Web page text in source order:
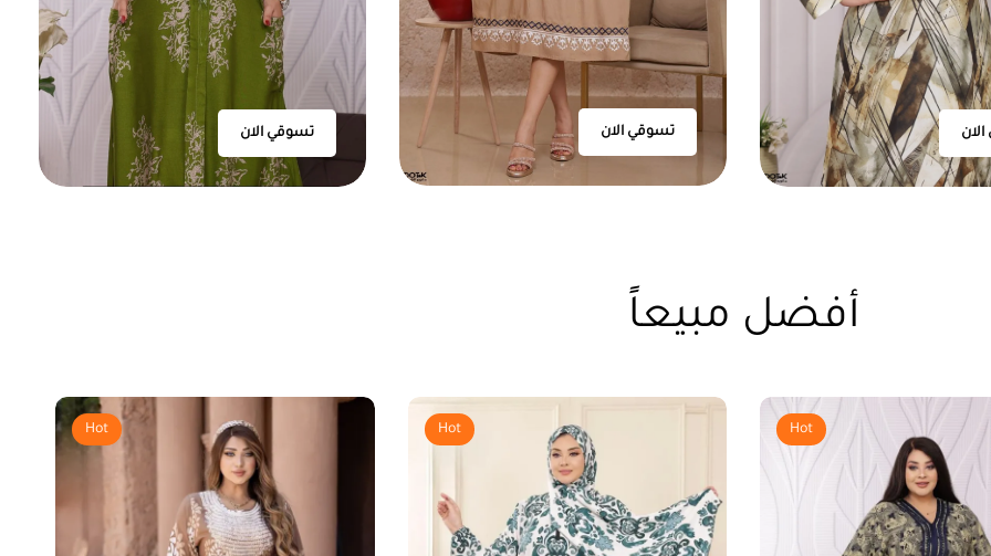
تسوقي الان تسوقي الان
أفضل مبيعاً
Hot
Hot
Hot